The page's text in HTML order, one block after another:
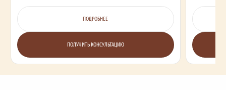
ПОДРОБНЕЕ
ПОЛУЧИТЬ КОНСУЛЬТАЦИЮ